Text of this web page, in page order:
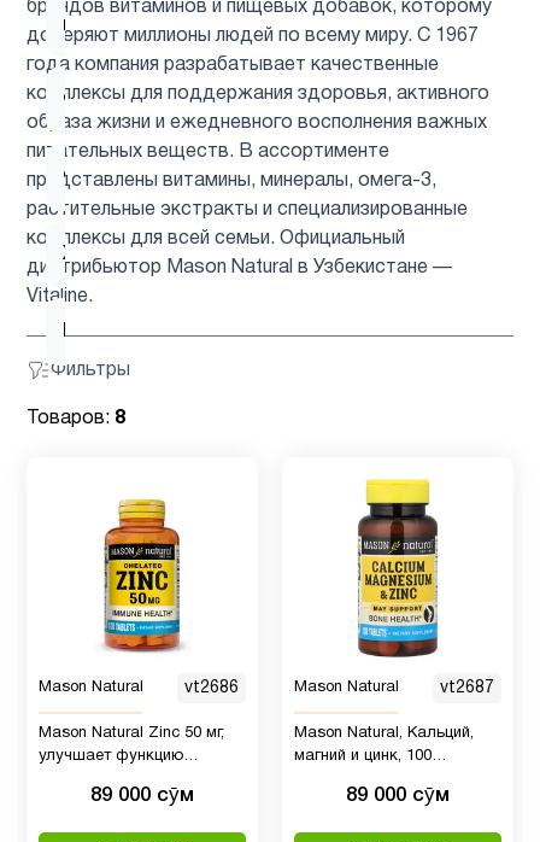
брендов витаминов и пищевых добавок, которому
доверяют миллионы людей по всему миру. С 1967
года компания разрабатывает качественные
комплексы для поддержания здоровья, активного
образа жизни и ежедневного восполнения важных
питательных веществ. В ассортименте
представлены витамины, минералы, омега-3,
растительные экстракты и специализированные
комплексы для всей семьи. Официальный
дистрибьютор Mason Natural в Узбекистане —
Vitaline.
Фильтры
питание
1
Фосфатидилхолин 1
Фосфолипиды 1
Хром
Товаров: 8
Mason Natural vt2686
Mason Natural Zinc 50 мг,
улучшает функцию
таблеток89 000 сӯм
Mason Natural vt2687
Mason Natural, Кальций,
магний и цинк, 100
89 000 сӯм